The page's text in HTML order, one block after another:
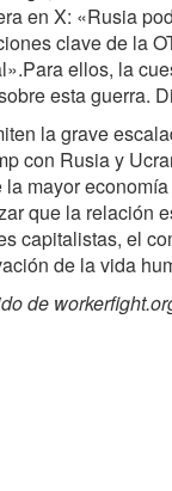
en X: «Rusia
clave de la
ellos, la
esta guerra.
la grave
con Rusia y
la mayor
que la relación
capitalistas, el
de la vida
de